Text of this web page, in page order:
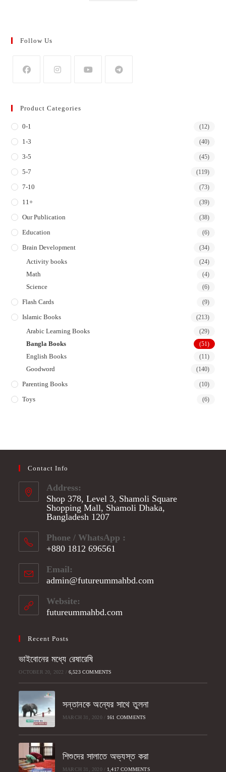
Follow Us
new
tab
Product Categories
0-1 (12)
1-3 (40)
3-5 (45)
5-7 (119)
7-10 (73)
11+ (39)
Our Publication (38)
Education (6)
Brain Development (34)
Activity books (24)
Math (4)
Science (6)
Flash Cards (9)
Islamic Books (213)
Arabic Learning Books (29)
Bangla Books (51)
English Books (11)
Goodword (140)
Parenting Books (10)
Toys (6)
Contact Info
Address:
Shop 378, Level 3, Shamoli Square
Shopping Mall, Shamoli Dhaka,
Bangladesh 1207
Phone / WhatsApp :
+880 1812 696561
in
your
application
Email:
admin@futureummahbd.com
Website:
futureummahbd.com
Recent Posts
ভাইবোনের মধ্যে রেষারেষি
OCTOBER 20, 2022 / 6,523 COMMENTS
সন্তানকে অন্যের সাথে তুলনা
MARCH 31, 2020 / 161 COMMENTS
শিশুদের সালাতে অভ্যস্ত করা
MARCH 31, 2020 / 1,417 COMMENTS